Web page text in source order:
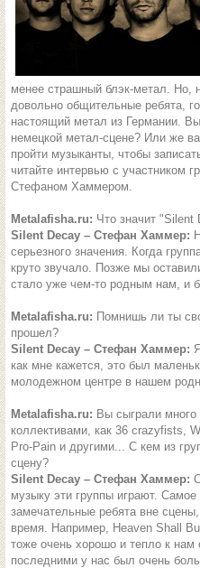
менее страшный блэк-метал. Но,
довольно общительные ребята,
настоящий метал из Германии.
немецкой метал-сцене? Или же
пройти музыканты, чтобы
читайте интервью с участником
Стефаном Хаммером.
Metalafisha.ru: Что значит "Silent
Silent Decay – Стефан Хаммер:
серьезного значения. Когда
круто звучало. Позже мы
стало уже чем-то родным нам, и
Metalafisha.ru: Помнишь ли ты
прошел?
Silent Decay – Стефан Хаммер:
как мне кажется, это был
молодежном центре в нашем
Metalafisha.ru: Вы сыграли много
коллективами, как 36 crazyfists,
Pro-Pain и другими... С кем из
сцену?
Silent Decay – Стефан Хаммер:
музыку эти группы играют. Самое
замечательные ребята вне
время. Например, Heaven Shall
тоже очень хорошо и тепло к
последними у нас был очень